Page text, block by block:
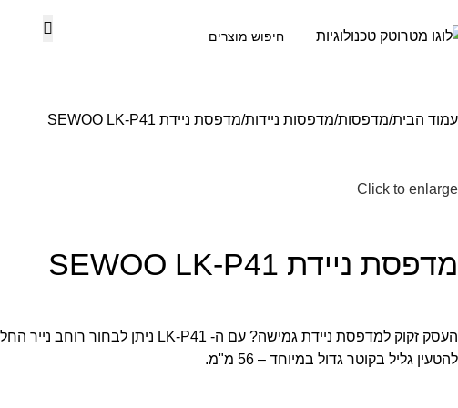
עמוד הבית מדפסות מדפסות ניידות מדפסת ניידת SEWOO LK-P41
Click to enlarge
מדפסת ניידת SEWOO LK-P41
להטעין גליל בקוטר גדול במיוחד – 56 מ"מ.